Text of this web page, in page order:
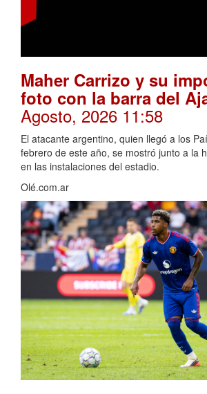
Maher Carrizo y su
foto con la barra del
Agosto, 2026 11:58
El atacante argentino, quien llegó a los
febrero de este año, se mostró junto a la
en las instalaciones del estadio.
Olé.com.ar